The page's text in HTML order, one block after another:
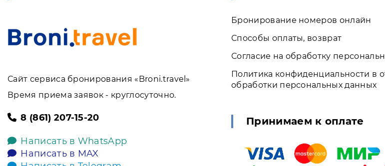
Сайт сервиса бронирования «Broni.travel»
Время приема заявок - круглосуточно.
8 (861) 207-15-20
Написать в WhatsApp
Написать в MAX
Бронирование номеров онлайн
Способы оплаты, возврат
Согласие на обработку
Политика конфиденциальности в
обработки персональных данных
Принимаем к оплате